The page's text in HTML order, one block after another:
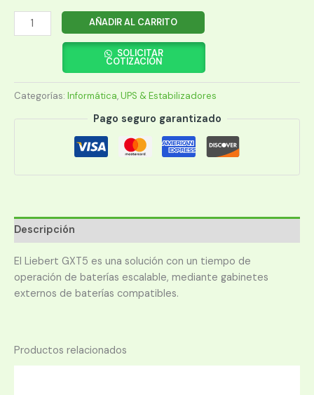
BATERIA
VERTIV
KVA
EBC36VRT2U
AÑADIR AL CARRITO
SOLICITAR
COTIZACIÓN
Categorías: Informática,UPS & Estabilizadores
Pago seguro garantizado
Descripción
El Liebert GXT5 es una solución con un tiempo de
operación de baterías escalable, mediante gabinetes
externos de baterías compatibles.
Productos relacionados